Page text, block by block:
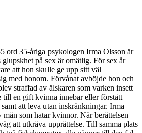
ord 35-åriga psykologen Irma Olsson är
på sex är omätlig. För sex år
att hon skulle ge upp sitt väl
med honom. Förvånat avböjde hon och
straffad av älskaren som varken insett
till en gift kvinna innebar eller förstått
att leva utan inskränkningar. Irma
som hatar kvinnor. När berättelsen
att utkräva upprättelse. Till samma plats